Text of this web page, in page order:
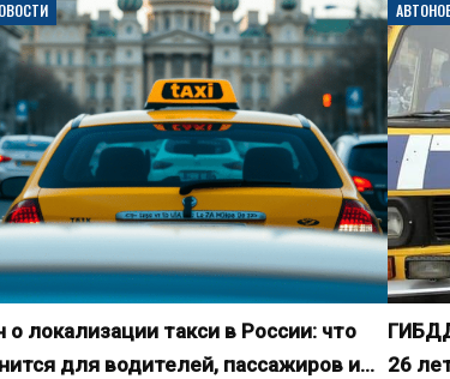
о локализации такси в России: что
для водителей, пассажиров и…
26